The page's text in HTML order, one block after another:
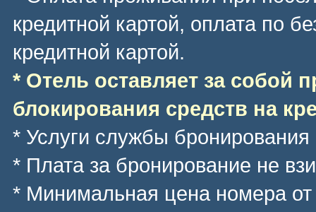
кредитной картой, оплата по
кредитной картой.
* Отель оставляет за собой
блокирования средств на
* Услуги службы
* Плата за бронирование не
* Минимальная цена номера